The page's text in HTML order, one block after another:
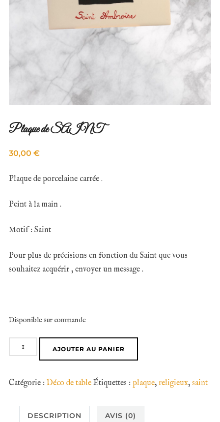
Plaque de SAINT
30,00 €
Plaque de porcelaine carrée .
Peint à la main .
Motif : Saint
Pour plus de précisions en fonction du Saint que vous
souhaitez acquérir , envoyer un message .
Disponible sur commande
quantité
de
de
AJOUTER AU PANIER
Catégorie : Déco de table Étiquettes : plaque, religieux, saint
DESCRIPTION AVIS (0)